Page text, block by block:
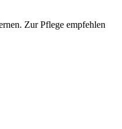
Zur Pflege empfehlen